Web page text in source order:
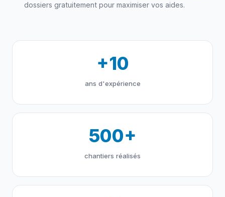
dossiers gratuitement pour maximiser vos aides.
+10
ans d'expérience
500+
chantiers réalisés